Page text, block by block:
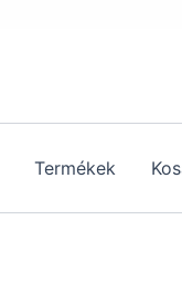
Termékek